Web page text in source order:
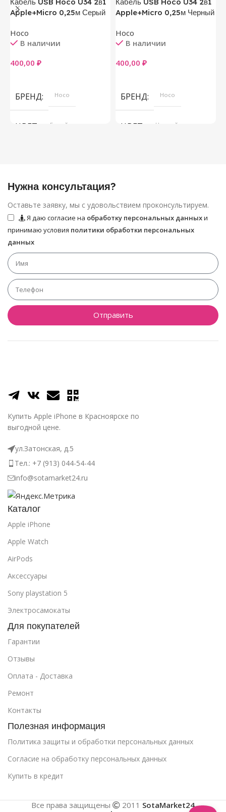
Apple+Micro 0,25м Серый
Hoco
В наличии
400,00 ₽
БРЕНД Hoco
ЦВЕТ Белый
Apple+Micro 0,25м Черный
Hoco
В наличии
400,00 ₽
БРЕНД Hoco
ЦВЕТ Черный
Нужна консультация?
Оставьте заявку, мы с удовольствием проконсультируем.
Я даю согласие на обработку персональных данныхи
принимаю условия политики обработки персональных
данных
Отправить
Купить Apple iPhone в Красноярске по
выгодной цене.
ул.Затонская, д.5
Тел.: +7 (913) 044-54-44
info@sotamarket24.ru
Каталог
Apple iPhone
Apple Watch
AirPods
Аксессуары
Sony playstation 5
Электросамокаты
Для покупателей
Гарантии
Отзывы
Оплата - Доставка
Ремонт
Контакты
Полезная информация
Политика защиты и обработки персональных данных
Cогласие на обработку персональных данных
Купить в кредит
Все права защищены 2011 SotaMarket24